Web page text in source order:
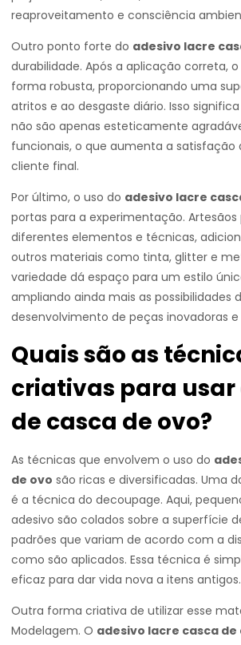
reaproveitamento e consciência
Outro ponto forte do adesivo lacre
durabilidade. Após a aplicação correta,
forma robusta, proporcionando uma
atritos e ao desgaste diário. Isso
não são apenas esteticamente
funcionais, o que aumenta a satisfação
cliente final.
Por último, o uso do adesivo lacre
portas para a experimentação.
diferentes elementos e técnicas,
outros materiais como tinta, glitter e
variedade dá espaço para um estilo
ampliando ainda mais as possibilidades
desenvolvimento de peças inovadoras
Quais são as
criativas para usar
de casca de ovo?
As técnicas que envolvem o uso do
de ovo são ricas e diversificadas. Uma
é a técnica do decoupage. Aqui,
adesivo são colados sobre a superfície
padrões que variam de acordo com a
como são aplicados. Essa técnica é
eficaz para dar vida nova a itens antigos.
Outra forma criativa de utilizar esse
Modelagem. O adesivo lacre casca de